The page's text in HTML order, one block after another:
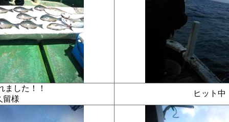
ました！！
留様
ヒット